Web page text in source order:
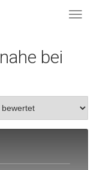
nahe bei